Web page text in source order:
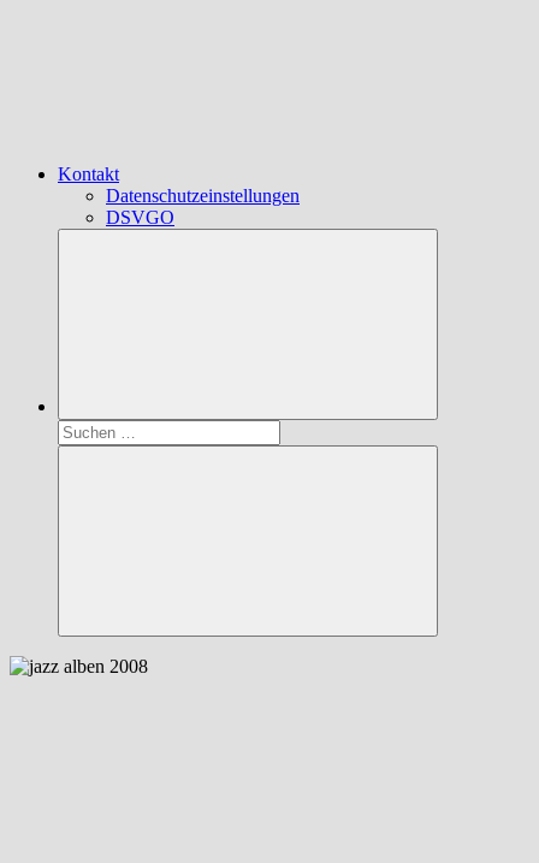
Kontakt
Datenschutzeinstellungen
DSVGO
Suchen
nach:
Suchen